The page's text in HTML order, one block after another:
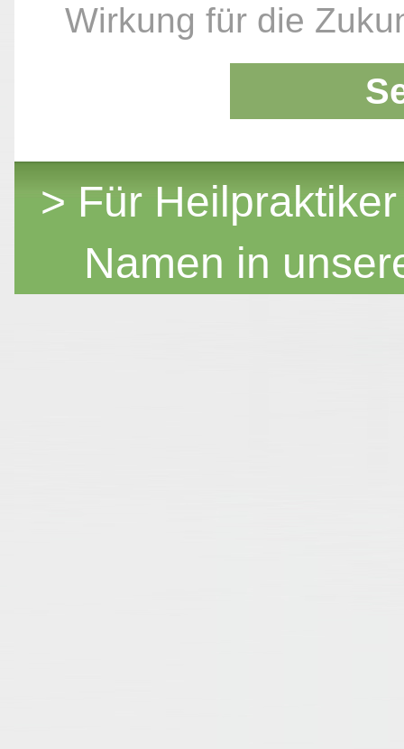
Wirkung für die
> Für
Namen in